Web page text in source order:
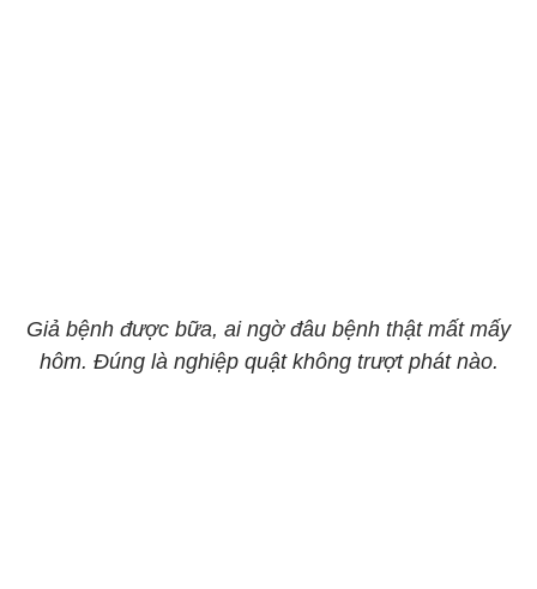
Giả bệnh được bữa, ai ngờ đâu bệnh thật mất mấy
hôm. Đúng là nghiệp quật không trượt phát nào.